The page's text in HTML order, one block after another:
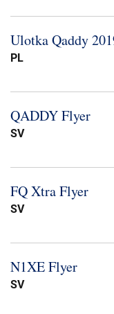
Ulotka Qaddy
PL
QADDY Flyer
SV
FQ Xtra Flyer
SV
N1XE Flyer
SV